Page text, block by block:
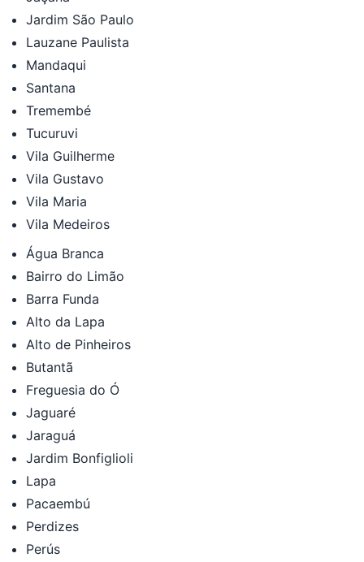
Jardim São Paulo
Lauzane Paulista
Mandaqui
Santana
Tremembé
Tucuruvi
Vila Guilherme
Vila Gustavo
Vila Maria
Vila Medeiros
Água Branca
Bairro do Limão
Barra Funda
Alto da Lapa
Alto de Pinheiros
Butantã
Freguesia do Ó
Jaguaré
Jaraguá
Jardim Bonfiglioli
Lapa
Pacaembú
Perdizes
Perús